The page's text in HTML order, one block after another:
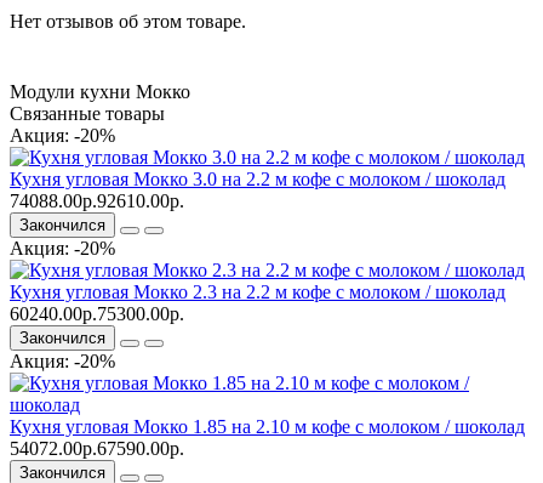
Нет отзывов об этом товаре.
Модули кухни Мокко
Связанные товары
Акция: -20%
Кухня угловая Мокко 3.0 на 2.2 м кофе с молоком / шоколад
74088.00р.92610.00р.
Закончился
Акция: -20%
Кухня угловая Мокко 2.3 на 2.2 м кофе с молоком / шоколад
60240.00р.75300.00р.
Закончился
Акция: -20%
Кухня угловая Мокко 1.85 на 2.10 м кофе с молоком / шоколад
54072.00р.67590.00р.
Закончился